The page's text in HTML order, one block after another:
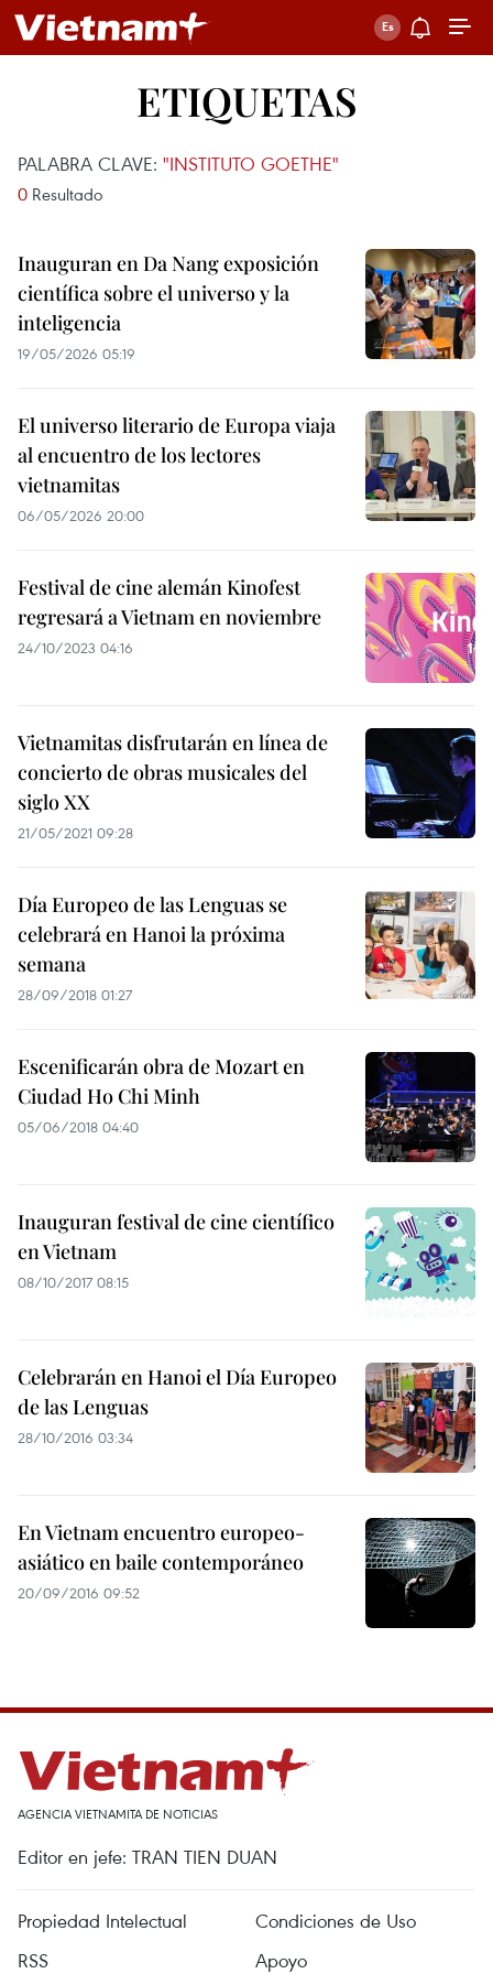
ETIQUETAS
PALABRA CLAVE: "INSTITUTO GOETHE"
0 Resultado
Inauguran en Da Nang exposición
científica sobre el universo y la
inteligencia
19/05/2026 05:19
El universo literario de Europa viaja
al encuentro de los lectores
vietnamitas
06/05/2026 20:00
Festival de cine alemán Kinofest
regresará a Vietnam en noviembre
24/10/2023 04:16
Vietnamitas disfrutarán en línea de
concierto de obras musicales del
siglo XX
21/05/2021 09:28
Día Europeo de las Lenguas se
celebrará en Hanoi la próxima
semana
28/09/2018 01:27
Escenificarán obra de Mozart en
Ciudad Ho Chi Minh
05/06/2018 04:40
Inauguran festival de cine científico
en Vietnam
08/10/2017 08:15
Celebrarán en Hanoi el Día Europeo
de las Lenguas
28/10/2016 03:34
En Vietnam encuentro europeo-
asiático en baile contemporáneo
20/09/2016 09:52
AGENCIA VIETNAMITA DE NOTICIAS
Editor en jefe: TRAN TIEN DUAN
Propiedad Intelectual
Condiciones de Uso
RSS
Apoyo